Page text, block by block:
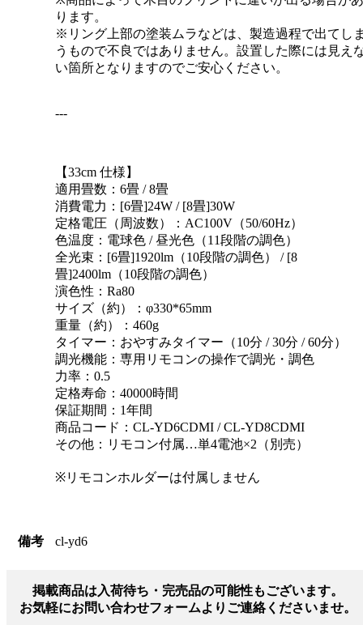
ります。
※リング上部の塗装ムラなどは、製造過程で出てし
うもので不良ではありません。設置した際には見え
い箇所となりますのでご安心ください。
---
【33cm 仕様】
適用畳数：6畳 / 8畳
消費電力：[6畳]24W / [8畳]30W
定格電圧（周波数）：AC100V（50/60Hz）
色温度：電球色 / 昼光色（11段階の調色）
全光束：[6畳]1920lm（10段階の調色） / [8
畳]2400lm（10段階の調色）
演色性：Ra80
サイズ（約）：φ330*65mm
重量（約）：460g
タイマー：おやすみタイマー（10分 / 30分 / 60分）
調光機能：専用リモコンの操作で調光・調色
力率：0.5
定格寿命：40000時間
保証期間：1年間
商品コード：CL-YD6CDMI / CL-YD8CDMI
その他：リモコン付属…単4電池×2（別売）
※リモコンホルダーは付属しません
備考 cl-yd6
掲載商品は入荷待ち・完売品の可能性もございます。
お気軽にお問い合わせフォームよりご連絡くださいませ。